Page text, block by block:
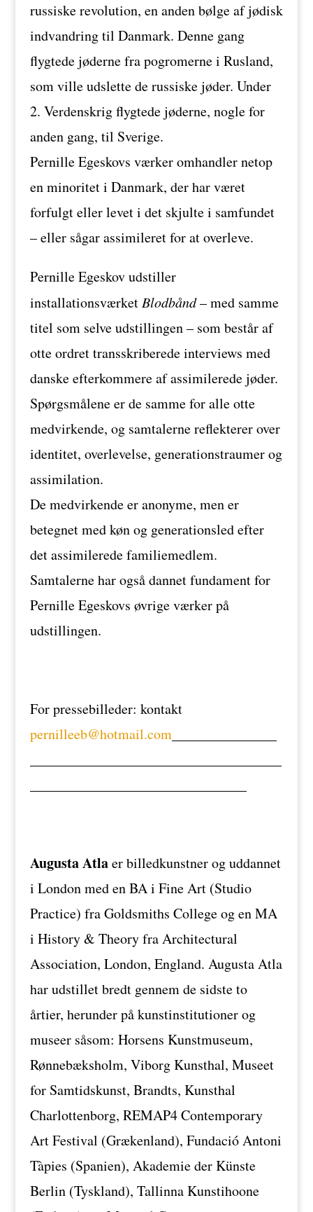
russiske revolution, en anden bølge af jødisk
indvandring til Danmark. Denne gang
flygtede jøderne fra pogromerne i Rusland,
som ville udslette de russiske jøder. Under
2. Verdenskrig flygtede jøderne, nogle for
anden gang, til Sverige.
Pernille Egeskovs værker omhandler netop
en minoritet i Danmark, der har været
forfulgt eller levet i det skjulte i samfundet
– eller sågar assimileret for at overleve.
Pernille Egeskov udstiller
installationsværket Blodbånd– med samme
titel som selve udstillingen – som består af
otte ordret transskriberede interviews med
danske efterkommere af assimilerede jøder.
Spørgsmålene er de samme for alle otte
medvirkende, og samtalerne reflekterer over
identitet, overlevelse, generationstraumer og
assimilation.
De medvirkende er anonyme, men er
betegnet med køn og generationsled efter
det assimilerede familiemedlem.
Samtalerne har også dannet fundament for
Pernille Egeskovs øvrige værker på
udstillingen.
For pressebilleder: kontakt
pernilleeb@hotmail.com_______________
Augusta Atlaer billedkunstner og uddannet
i London med en BA i Fine Art (Studio
Practice) fra Goldsmiths College og en MA
i History & Theory fra Architectural
Association, London, England. Augusta Atla
har udstillet bredt gennem de sidste to
årtier, herunder på kunstinstitutioner og
museer såsom: Horsens Kunstmuseum,
Rønnebæksholm, Viborg Kunsthal, Museet
for Samtidskunst, Brandts, Kunsthal
Charlottenborg, REMAP4 Contemporary
Art Festival (Grækenland), Fundació Antoni
Tàpies (Spanien), Akademie der Künste
Berlin (Tyskland), Tallinna Kunstihoone